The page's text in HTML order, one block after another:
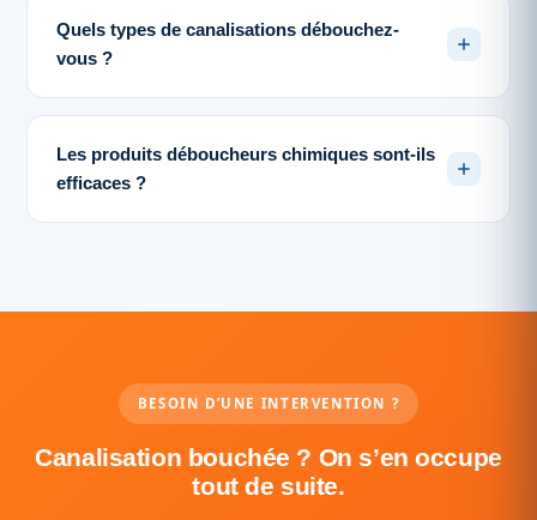
Quels types de canalisations débouchez-
vous ?
Les produits déboucheurs chimiques sont-ils
efficaces ?
BESOIN D’UNE INTERVENTION ?
Canalisation bouchée ? On s’en occupe
tout de suite.